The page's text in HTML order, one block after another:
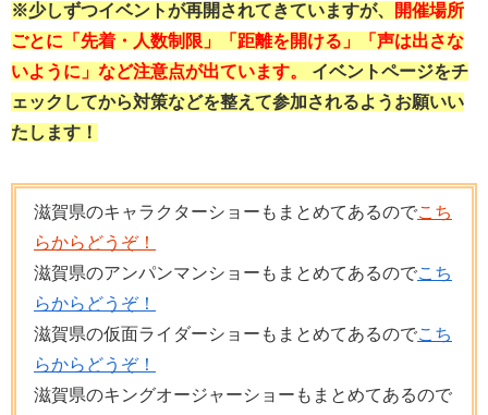
※少しずつイベントが再開されてきていますが、
開催場所
ごとに「先着・人数制限」「距離を開ける」「声は出さな
いように」など注意点が出ています。 イベントページをチ
ェックしてから対策などを整えて参加されるようお願いい
たします！
滋賀県のキャラクターショーもまとめてあるのでこち
らからどうぞ！
滋賀県のアンパンマンショーもまとめてあるのでこち
らからどうぞ！
滋賀県の仮面ライダーショーもまとめてあるのでこち
らからどうぞ！
滋賀県のキングオージャーショーもまとめてあるので